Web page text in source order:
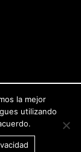
la mejor
utilizando